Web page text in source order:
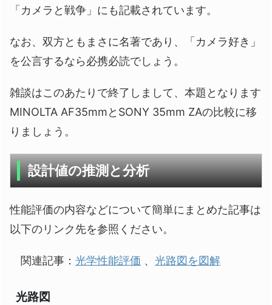
「カメラと戦争」にも記載されています。
なお、双方ともまさに名著であり、「カメラ好き」
を公言するなら必携必読でしょう。
雑談はこのあたりで終了しまして、本題となります
MINOLTA AF35mmとSONY 35mm ZAの比較に移
りましょう。
設計値の推測と分析
性能評価の内容などについて簡単にまとめた記事は
以下のリンク先を参照ください。
関連記事： 光学性能評価 、 光路図を図解
光路図